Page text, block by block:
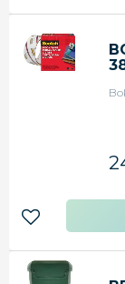
Lägg till i